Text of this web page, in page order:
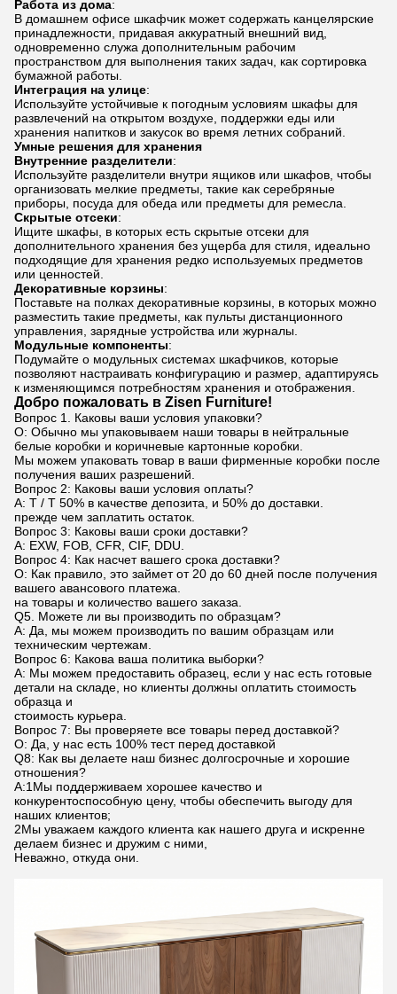
Работа из дома:
В домашнем офисе шкафчик может содержать канцелярские
принадлежности, придавая аккуратный внешний вид,
одновременно служа дополнительным рабочим
пространством для выполнения таких задач, как сортировка
бумажной работы.
Интеграция на улице:
Используйте устойчивые к погодным условиям шкафы для
развлечений на открытом воздухе, поддержки еды или
хранения напитков и закусок во время летних собраний.
Умные решения для хранения
Внутренние разделители:
Используйте разделители внутри ящиков или шкафов, чтобы
организовать мелкие предметы, такие как серебряные
приборы, посуда для обеда или предметы для ремесла.
Скрытые отсеки:
Ищите шкафы, в которых есть скрытые отсеки для
дополнительного хранения без ущерба для стиля, идеально
подходящие для хранения редко используемых предметов
или ценностей.
Декоративные корзины:
Поставьте на полках декоративные корзины, в которых можно
разместить такие предметы, как пульты дистанционного
управления, зарядные устройства или журналы.
Модульные компоненты:
Подумайте о модульных системах шкафчиков, которые
позволяют настраивать конфигурацию и размер, адаптируясь
к изменяющимся потребностям хранения и отображения.
Добро пожаловать в Zisen Furniture!
Вопрос 1. Каковы ваши условия упаковки?
О: Обычно мы упаковываем наши товары в нейтральные
белые коробки и коричневые картонные коробки.
Мы можем упаковать товар в ваши фирменные коробки после
получения ваших разрешений.
Вопрос 2: Каковы ваши условия оплаты?
A: T / T 50% в качестве депозита, и 50% до доставки.
прежде чем заплатить остаток.
Вопрос 3: Каковы ваши сроки доставки?
A: EXW, FOB, CFR, CIF, DDU.
Вопрос 4: Как насчет вашего срока доставки?
О: Как правило, это займет от 20 до 60 дней после получения
вашего авансового платежа.
на товары и количество вашего заказа.
Q5. Можете ли вы производить по образцам?
A: Да, мы можем производить по вашим образцам или
техническим чертежам.
Вопрос 6: Какова ваша политика выборки?
A: Мы можем предоставить образец, если у нас есть готовые
детали на складе, но клиенты должны оплатить стоимость
образца и
стоимость курьера.
Вопрос 7: Вы проверяете все товары перед доставкой?
О: Да, у нас есть 100% тест перед доставкой
Q8: Как вы делаете наш бизнес долгосрочные и хорошие
отношения?
А:1Мы поддерживаем хорошее качество и
конкурентоспособную цену, чтобы обеспечить выгоду для
наших клиентов;
2Мы уважаем каждого клиента как нашего друга и искренне
делаем бизнес и дружим с ними,
Неважно, откуда они.